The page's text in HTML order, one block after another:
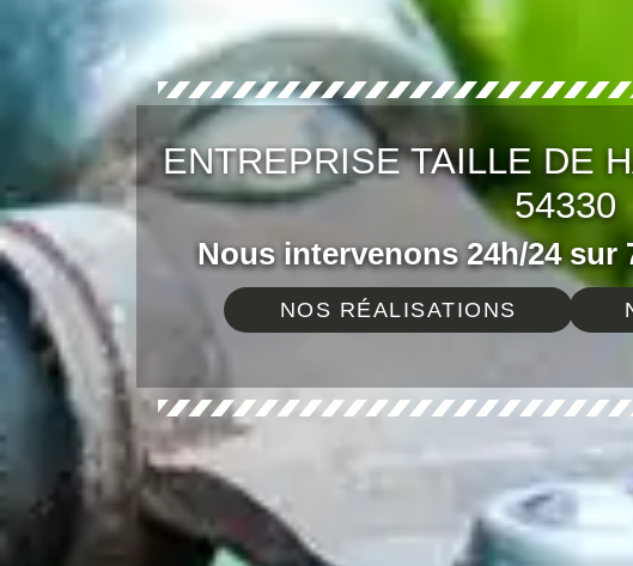
ENTREPRISE TAILLE DE
54330
Nous intervenons 24h/24 sur
NOS RÉALISATIONS